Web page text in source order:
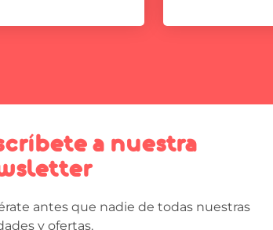
a nuestra
antes que nadie de todas nuestras
y ofertas.